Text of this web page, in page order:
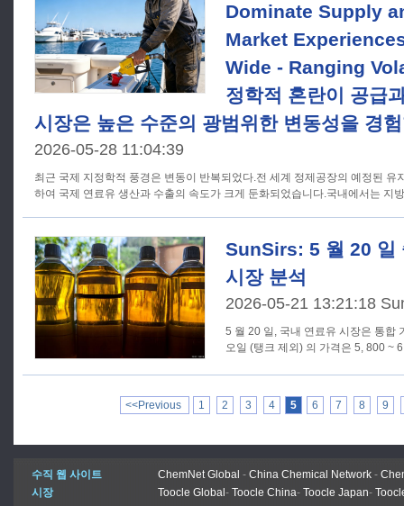
Dominate Supply
Market
Wide - Ranging
정학적 혼란이 공급
시장은 높은 수준의 광범위한 변동성을 경
2026-05-28 11:04:39
최근 국제 지정학적 풍경은 변동이 반복되었다.전 세계 정제공장의 예정된 유
하여 국제 연료유 생산과 수출의 속도가 크게 둔화되었습니다.국내에서는 지
SunSirs: 5 월 20 일
시장 분석
2026-05-21 13:21:18
5 월 20 일, 국내 연료유 시장은 통합
오일 (탱크 제외) 의 가격은 5, 800 ~
<<Previous 1 2 3 4 5 6 7 8 9
수직 웹 사이트 ChemNet Global - China Chemical Network -
시장
Toocle Global - Toocle China- Toocle Japan-